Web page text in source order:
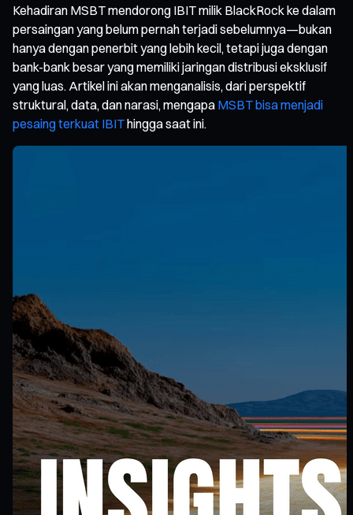
Kehadiran MSBT mendorong IBIT milik BlackRock ke dalam
persaingan yang belum pernah terjadi sebelumnya—bukan
hanya dengan penerbit yang lebih kecil, tetapi juga dengan
bank-bank besar yang memiliki jaringan distribusi eksklusif
yang luas. Artikel ini akan menganalisis, dari perspektif
struktural, data, dan narasi, mengapa MSBT bisa menjadi
pesaing terkuat IBIThingga saat ini.